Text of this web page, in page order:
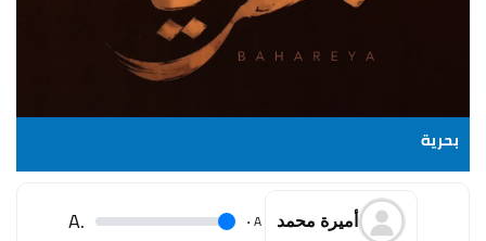
بحرية
أميرة محمد A
.
.A